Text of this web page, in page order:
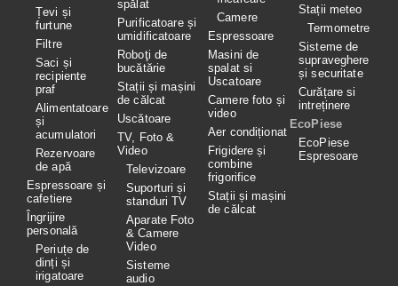
Țevi și
furtune
Filtre
Saci și
recipiente
praf
Alimentatoare
și
acumulatori
Rezervoare
de apă
Espressoare și
cafetiere
Îngrijire
personală
Periuțe de
dinți și
irigatoare
spălat
Purificatoare și
umidificatoare
Roboţi de
bucătărie
Stații și mașini
de călcat
Uscătoare
TV, Foto &
Video
Televizoare
Suporturi și
standuri TV
Aparate Foto
& Camere
Video
Sisteme
audio
Camere
Espressoare
Masini de
spalat si
Uscatoare
Camere foto și
video
Aer condiționat
Frigidere și
combine
frigorifice
Stații și mașini
de călcat
Stații meteo
Termometre
Sisteme de
supraveghere
și securitate
Curățare si
intreținere
EcoPiese
EcoPiese
Espresoare